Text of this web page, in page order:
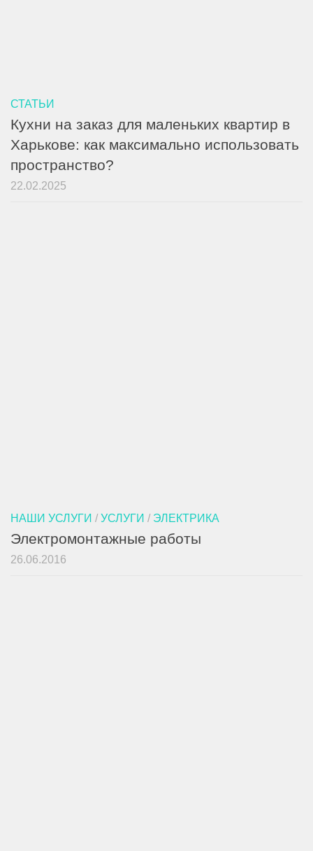
СТАТЬИ
Кухни на заказ для маленьких квартир в
Харькове: как максимально использовать
пространство?
22.02.2025
НАШИ УСЛУГИ / УСЛУГИ / ЭЛЕКТРИКА
Электромонтажные работы
26.06.2016